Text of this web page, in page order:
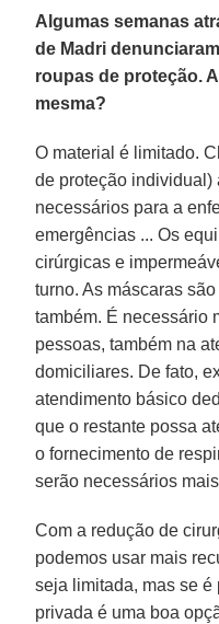
Algumas semanas
de Madri
roupas de proteção.
mesma?
O material é limitado.
de proteção individual)
necessários para a
emergências ... Os
cirúrgicas e
turno. As máscaras
também. É necessário
pessoas, também na
domiciliares. De fato,
atendimento básico
que o restante possa
o fornecimento de
serão necessários
Com a redução de
podemos usar mais
seja limitada, mas se
privada é uma boa